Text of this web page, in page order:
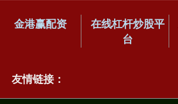
金港赢配资
在线杠杆炒股平
台
友情链接：